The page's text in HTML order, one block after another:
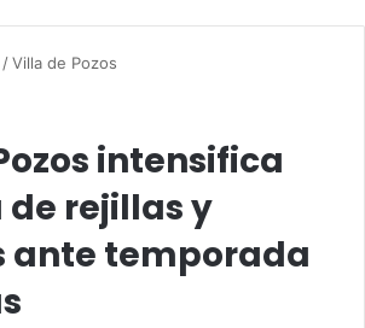
/Villa de Pozos
intensifica
rejillas y
ante temporada